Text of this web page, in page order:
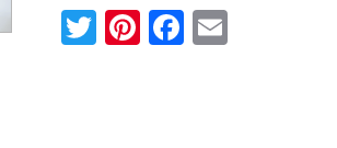
Twitter
Pinterest
Facebook
Email